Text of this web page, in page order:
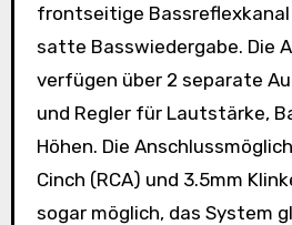
frontseitige
satte Basswiedergabe. Die
verfügen über 2 separate
und Regler für Lautstärke,
Höhen. Die
Cinch (RCA) und 3.5mm
sogar möglich, das System